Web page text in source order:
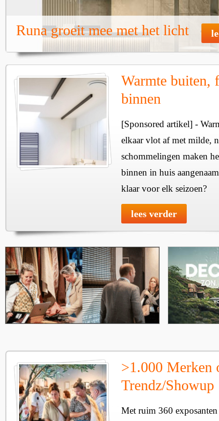
Runa groeit mee met het licht
Warmte buiten,
binnen
[Sponsored artikel] -
elkaar vlot af met milde,
schommelingen maken
binnen in huis
klaar voor elk seizoen?
lees verder
>1.000 Merken
Trendz/Showup
Met ruim 360